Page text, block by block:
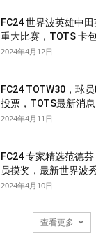
FC24 世界波英雄中
重大比赛，TOTS 卡
2024年4月12日
FC24 TOTW30，球
投票，TOTS最新消息
2024年4月11日
FC24 专家精选范德
员摸奖，最新世界波
2024年4月10日
查看更多